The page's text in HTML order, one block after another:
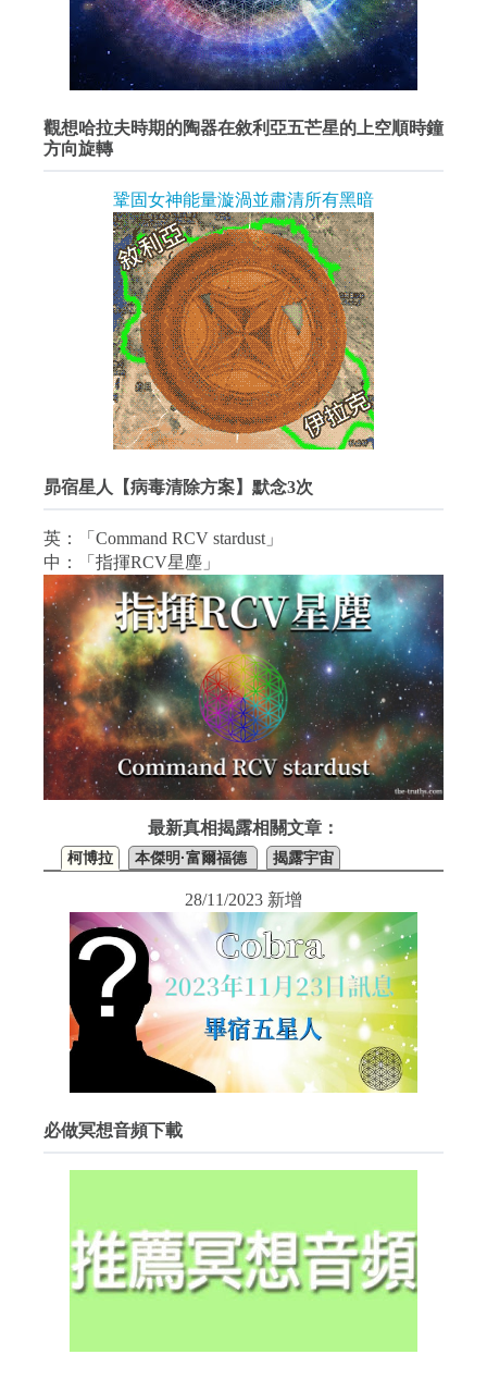
觀想哈拉夫時期的陶器在敘利亞五芒星的上空順時鐘
方向旋轉
鞏固女神能量漩渦並肅清所有黑暗
昴宿星人【病毒清除方案】默念3次
英：「Command RCV stardust」
中：「指揮RCV星塵」
最新真相揭露相關文章：
柯博拉 本傑明·富爾福德 揭露宇宙
28/11/2023 新增
必做冥想音頻下載